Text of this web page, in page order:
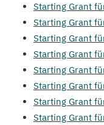
Starting Grant
Starting Grant
Starting Grant
Starting Grant
Starting Grant
Starting Grant
Starting Grant
Starting Grant